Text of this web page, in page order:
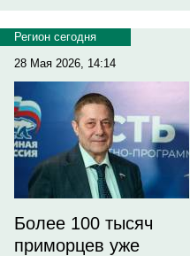
Регион сегодня
28 Мая 2026, 14:14
Более 100 тысяч
приморцев уже